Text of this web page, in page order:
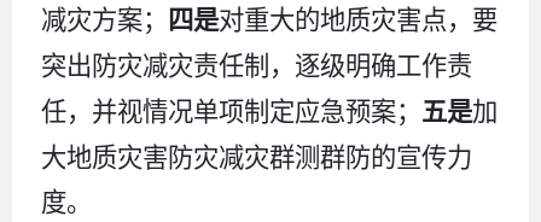
减灾方案； 四是对重大的地质灾害点，要
突出防灾减灾责任制，逐级明确工作责
任，并视情况单项制定应急预案； 五是加
大地质灾害防灾减灾群测群防的宣传力
度。